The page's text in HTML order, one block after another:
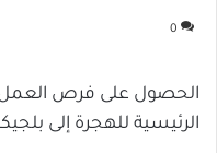
0
الحصول على فرص العمل
الرئيسية للهجرة إلى